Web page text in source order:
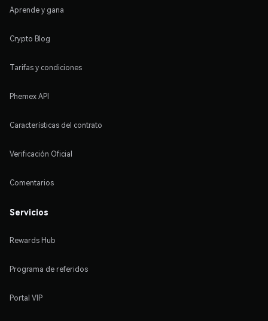
Aprende y gana
Crypto Blog
Tarifas y condiciones
Phemex API
Características del contrato
Verificación Oficial
Comentarios
Servicios
Rewards Hub
Programa de referidos
Portal VIP